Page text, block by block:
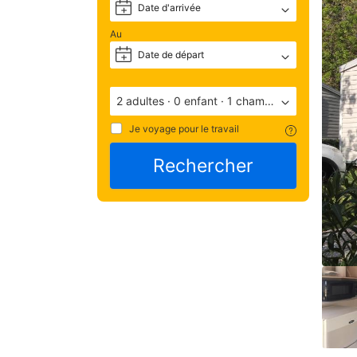
+ Date d'arrivée
Au
+ Date de départ
2 adultes · 0 enfant · 1 chambre
Je voyage pour le travail
Rechercher
—
une
de
sur
15
par
les
leur